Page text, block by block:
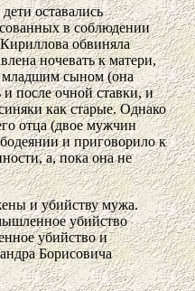
оставались
в соблюдении
обвиняла
ночевать к матери,
младшим сыном (она
после очной ставки, и
как старые. Однако
отца (двое мужчин
и приговорило к
а, пока она не
и убийству мужа.
убийство
убийство и
Борисовича